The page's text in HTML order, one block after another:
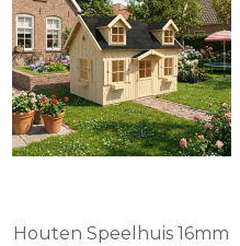
Houten Speelhuis 16mm